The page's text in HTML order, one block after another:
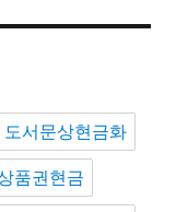
도서문상현금화
품권현금